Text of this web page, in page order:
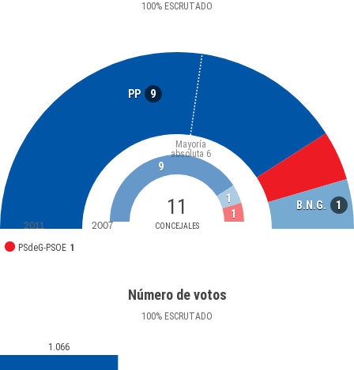
100% ESCRUTADO
PP 9
B.N.G. 1
11
CONCEJALES
Mayoría
absoluta 6
PSdeG-PSOE 1
9
1
1
2011 2007
Número de votos
100% ESCRUTADO
1.066